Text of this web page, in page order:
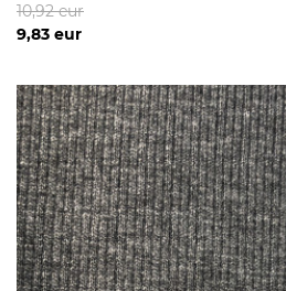
9,83 eur
10,92eur